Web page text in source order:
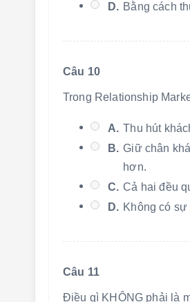
D. Bằng cách
Câu 10
Trong Relationship
A. Thu hút
B. Giữ chân
hơn.
C. Cả hai đều
D. Không có sự
Câu 11
Điều gì KHÔNG phải là